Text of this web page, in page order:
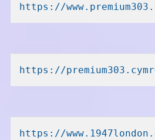
https://
https://
https://